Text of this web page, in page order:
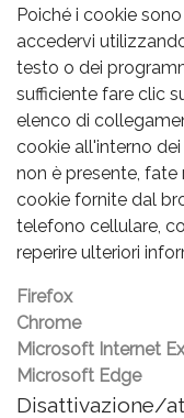
Poiché i cookie
accedervi
testo o dei
sufficiente fare clic
elenco di
cookie all'interno
non è presente,
cookie fornite dal
telefono cellulare,
reperire ulteriori
Firefox
Chrome
Microsoft Internet
Microsoft Edge
Disattivazione/